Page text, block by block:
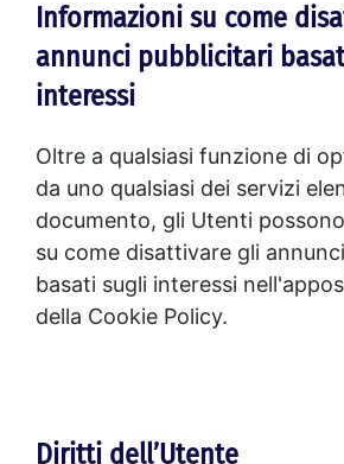
Informazioni su come
annunci pubblicitari
interessi
Oltre a qualsiasi funzione di
da uno qualsiasi dei servizi
documento, gli Utenti
su come disattivare gli
basati sugli interessi
della Cookie Policy.
Diritti dell’Utente